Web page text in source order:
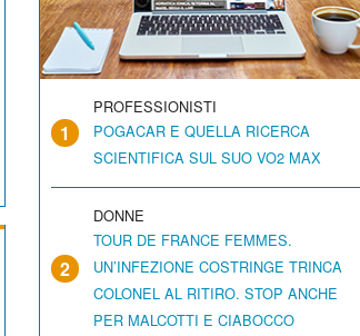
1
PROFESSIONISTI
POGACAR E QUELLA RICERCA
SCIENTIFICA SUL SUO VO2 MAX
2
DONNE
TOUR DE FRANCE FEMMES.
UN’INFEZIONE COSTRINGE TRINCA
COLONEL AL RITIRO. STOP ANCHE
PER MALCOTTI E CIABOCCO